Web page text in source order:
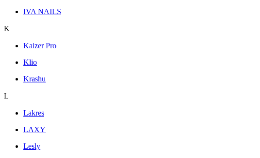
IVA NAILS
K
Kaizer Pro
Klio
Krashu
L
Lakres
LAXY
Lesly